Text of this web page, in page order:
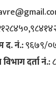
द. नं.:९६७९/
दर्ता नं.: